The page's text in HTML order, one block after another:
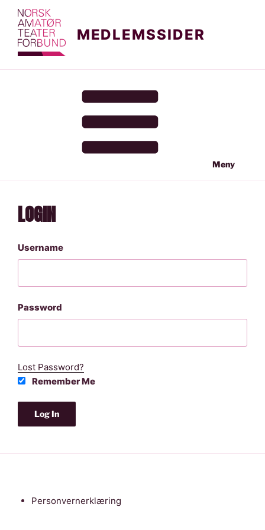
innhold
MEDLEMSSIDER
Meny
LOGIN
Username
Password
Lost Password?
Remember Me
Personvernerklæring